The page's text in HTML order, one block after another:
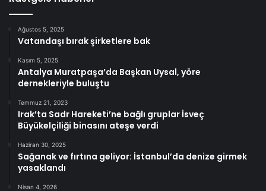
Ağustos 5, 2025
Vatandaşı bırak şirketlere bak
Kasım 5, 2025
Antalya Muratpaşa’da Başkan Uysal, yöre
dernekleriyle buluştu
Temmuz 21, 2023
Irak’ta Sadr Hareketi’ne bağlı gruplar İsveç
Büyükelçiliği binasını ateşe verdi
Haziran 30, 2025
Sağanak ve fırtına geliyor: İstanbul’da denize girmek
yasaklandı
Nisan 4, 2026